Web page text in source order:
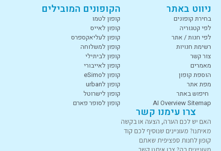
ניווט באתר
בחירת קופונים
לפי קטגוריה
לפי חנות / אתר
רשימת חנויות
צור קשר
מאמרים
הוספת קופון
מפת אתר
חיפוש באתר
AI Overview Sitemap
הקופונים המובילים
קופון לטמו
קופון לאייס
קופון לעליאקספרס
קופון למשלוחה
קופון לביתילי
קופון לאייבורי
קופון לeSimo
קופון לurban
קופון לישרוטל
קופון לסופר פארם
צרו עימנו קשר
האם יש לכם הערה, הצעה או בקשה
מאיתנו? מעוניינים שנוסיף לכם קוד
קופון לחנות ספציפית שאתם